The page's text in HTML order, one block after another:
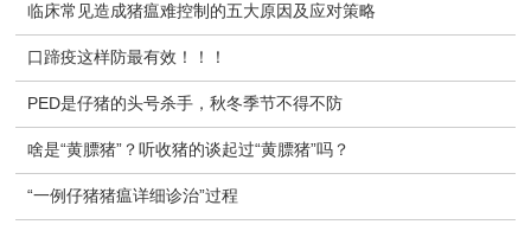
临床常见造成猪瘟难控制的五大原因及应对策略
口蹄疫这样防最有效！！！
PED是仔猪的头号杀手，秋冬季节不得不防
啥是“黄膘猪”？听收猪的谈起过“黄膘猪”吗？
“一例仔猪猪瘟详细诊治”过程